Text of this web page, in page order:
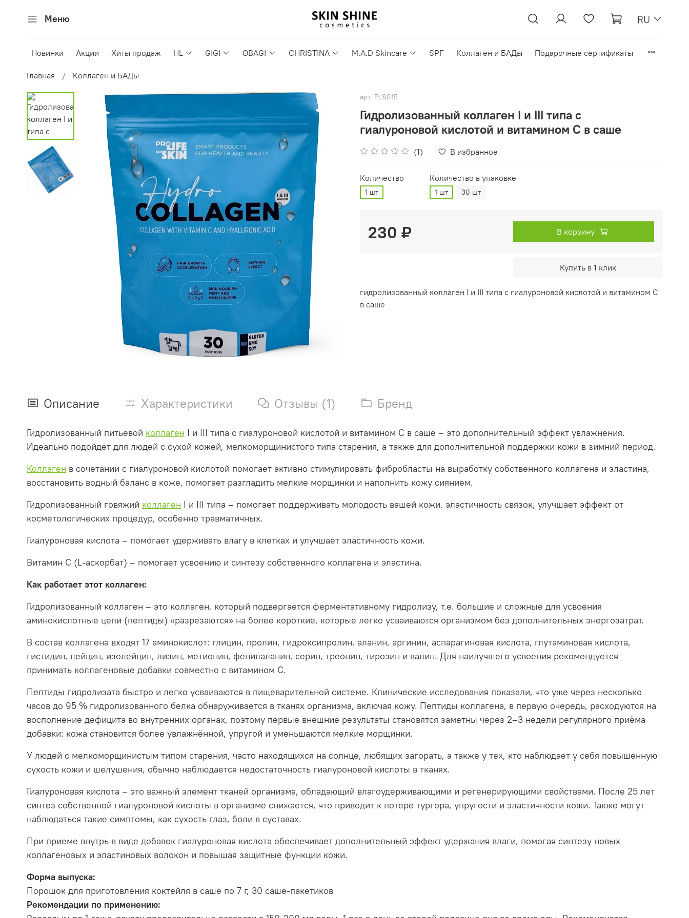
Меню RU
Новинки Акции Хиты продаж HL GIGI OBAGI CHRISTINA M.A.D Skincare SPF Коллаген и БАДы Подарочные сертификаты
Главная Коллаген и БАДы
арт. PLS015
Гидролизованный коллаген I и III типа с
гиалуроновой кислотой и витамином С в саше
(1) В избранное
Количество
1 шт
Количество в упаковке
1 шт 30 шт
230 ₽ В корзину
Купить в 1 клик
гидролизованный коллаген I и III типа с гиалуроновой кислотой и витамином С
в саше
Описание Характеристики Отзывы (1) Бренд
Гидролизованный питьевой коллаген I и III типа с гиалуроновой кислотой и витамином С в саше – это дополнительный эффект увлажнения.
Идеально подойдет для людей с сухой кожей, мелкоморщинистого типа старения, а также для дополнительной поддержки кожи в зимний период.
Коллаген в сочетании с гиалуроновой кислотой помогает активно стимулировать фибробласты на выработку собственного коллагена и эластина,
восстановить водный баланс в коже, помогает разгладить мелкие морщинки и наполнить кожу сиянием.
Гидролизованный говяжий коллаген I и III типа – помогает поддерживать молодость вашей кожи, эластичность связок, улучшает эффект от
косметологических процедур, особенно травматичных.
Гиалуроновая кислота – помогает удерживать влагу в клетках и улучшает эластичность кожи.
Витамин С (L-аскорбат) – помогает усвоению и синтезу собственного коллагена и эластина.
Как работает этот коллаген:
Гидролизованный коллаген – это коллаген, который подвергается ферментативному гидролизу, т.е. большие и сложные для усвоения
аминокислотные цепи (пептиды) «разрезаются» на более короткие, которые легко усваиваются организмом без дополнительных энергозатрат.
В состав коллагена входят 17 аминокислот: глицин, пролин, гидроксипролин, аланин, аргинин, аспарагиновая кислота, глутаминовая кислота,
гистидин, лейцин, изолейцин, лизин, метионин, фенилаланин, серин, треонин, тирозин и валин. Для наилучшего усвоения рекомендуется
принимать коллагеновые добавки совместно с витамином С.
Пептиды гидролизата быстро и легко усваиваются в пищеварительной системе. Клинические исследования показали, что уже через несколько
часов до 95 % гидролизованного белка обнаруживается в тканях организма, включая кожу. Пептиды коллагена, в первую очередь, расходуются на
восполнение дефицита во внутренних органах, поэтому первые внешние результаты становятся заметны через 2–3 недели регулярного приёма
добавки: кожа становится более увлажнённой, упругой и уменьшаются мелкие морщинки.
У людей с мелкоморщинистым типом старения, часто находящихся на солнце, любящих загорать, а также у тех, кто наблюдает у себя повышенную
сухость кожи и шелушения, обычно наблюдается недостаточность гиалуроновой кислоты в тканях.
Гиалуроновая кислота – это важный элемент тканей организма, обладающий влагоудерживающими и регенерирующими свойствами. После 25 лет
синтез собственной гиалуроновой кислоты в организме снижается, что приводит к потере тургора, упругости и эластичности кожи. Также могут
наблюдаться такие симптомы, как сухость глаз, боли в суставах.
При приеме внутрь в виде добавок гиалуроновая кислота обеспечивает дополнительный эффект удержания влаги, помогая синтезу новых
коллагеновых и эластиновых волокон и повышая защитные функции кожи.
Форма выпуска:
Порошок для приготовления коктейля в саше по 7 г, 30 саше-пакетиков
Рекомендации по применению: